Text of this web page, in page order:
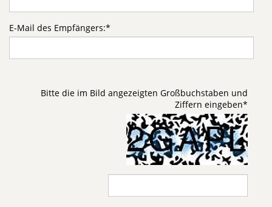
E-Mail des Empfängers:*
Bitte die im Bild angezeigten Großbuchstaben und
Ziffern eingeben*